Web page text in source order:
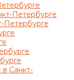
Петербурге